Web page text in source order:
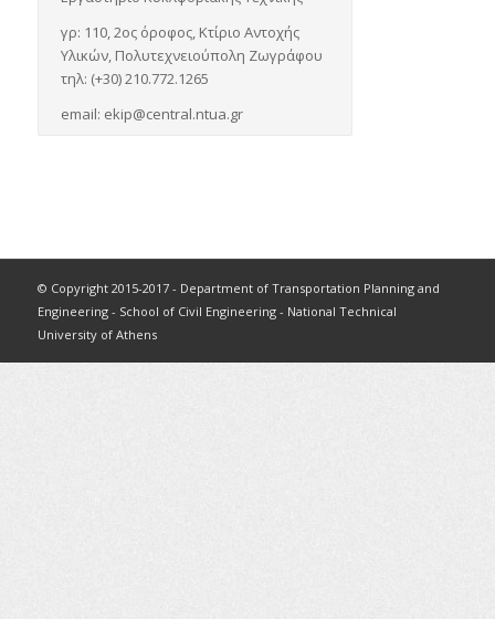
γρ: 110, 2ος όροφος, Κτίριο Αντοχής
Υλικών, Πολυτεχνειούπολη Ζωγράφου
τηλ: (+30) 210.772.1265
email: ekip@central.ntua.gr
© Copyright 2015-2017 - Department of Transportation Planning and
Engineering - School of Civil Engineering - National Technical
University of Athens